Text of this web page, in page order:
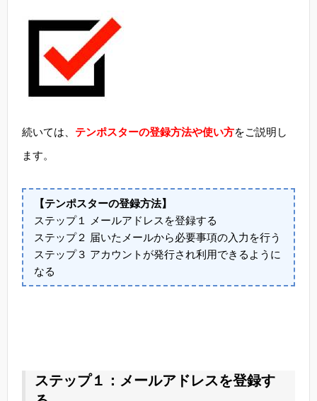
続いては、 テンポスターの登録方法や使い方をご説明し
ます。
【テンポスターの登録方法】
ステップ１ メールアドレスを登録する
ステップ２ 届いたメールから必要事項の入力を行う
ステップ３ アカウントが発行され利用できるように
なる
ステップ１：メールアドレスを登録す